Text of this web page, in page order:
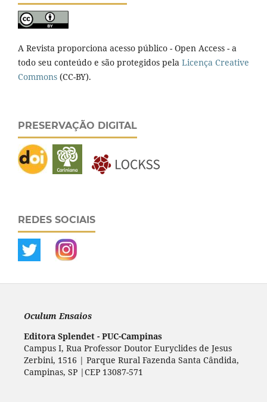
A Revista proporciona acesso público - Open Access - a
todo seu conteúdo e são protegidos pela Licença Creative
Commons (CC-BY).
PRESERVAÇÃO DIGITAL
REDES SOCIAIS
Oculum Ensaios
Editora Splendet - PUC-Campinas
Campus I, Rua Professor Doutor Euryclides de Jesus
Zerbini, 1516 | Parque Rural Fazenda Santa Cândida,
Campinas, SP |CEP 13087-571